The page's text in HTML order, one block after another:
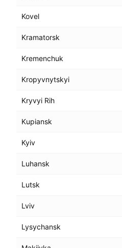
Kovel
Kramatorsk
Kremenchuk
Kropyvnytskyi
Kryvyi Rih
Kupiansk
Kyiv
Luhansk
Lutsk
Lviv
Lysychansk